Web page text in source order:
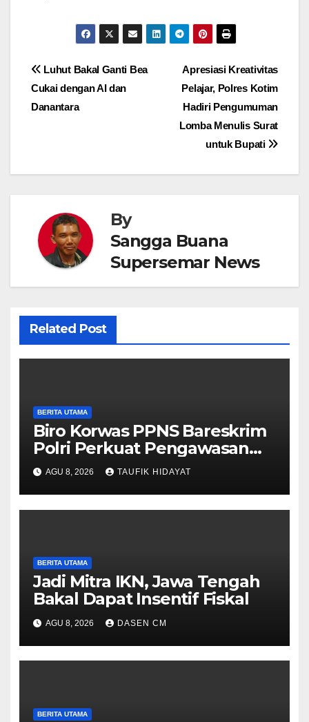
Navigasi
pos
Apresiasi Kreativitas
Pelajar, Polres Kotim
Hadiri Pengumuman
Lomba Menulis Surat
untuk Bupati
Luhut Bakal Ganti Bea
Cukai dengan AI dan
Danantara
By
Sangga Buana
Supersemar News
Related Post
BERITA UTAMA
Biro Korwas PPNS Bareskrim
Polri Perkuat Pengawasan
untuk Dorong Penegakan
Hukum yang Profesional
AGU 8, 2026 TAUFIK HIDAYAT
BERITA UTAMA
Jadi Mitra IKN, Jawa Tengah
Bakal Dapat Insentif Fiskal
AGU 8, 2026 DASEN CM
BERITA UTAMA